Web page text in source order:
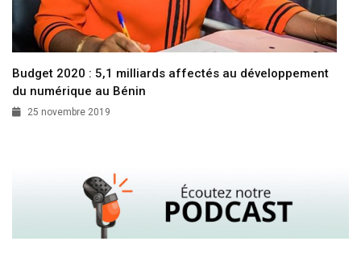
Budget 2020 : 5,1 milliards affectés au développement
du numérique au Bénin
25 novembre 2019